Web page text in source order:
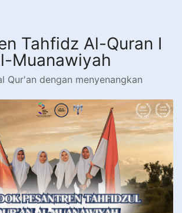
Tahfidz Al-Quran I
Muanawiyah
Qur'an dengan menyenangkan